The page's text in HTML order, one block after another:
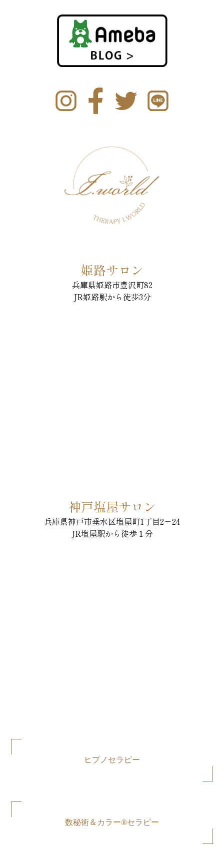
姫路サロン
兵庫県姫路市豊沢町82
JR姫路駅から徒歩3分
神戸塩屋サロン
兵庫県神戸市垂水区塩屋町1丁目2－24
JR塩屋駅から徒歩１分
ヒプノセラピー
数秘術＆カラー®セラピー